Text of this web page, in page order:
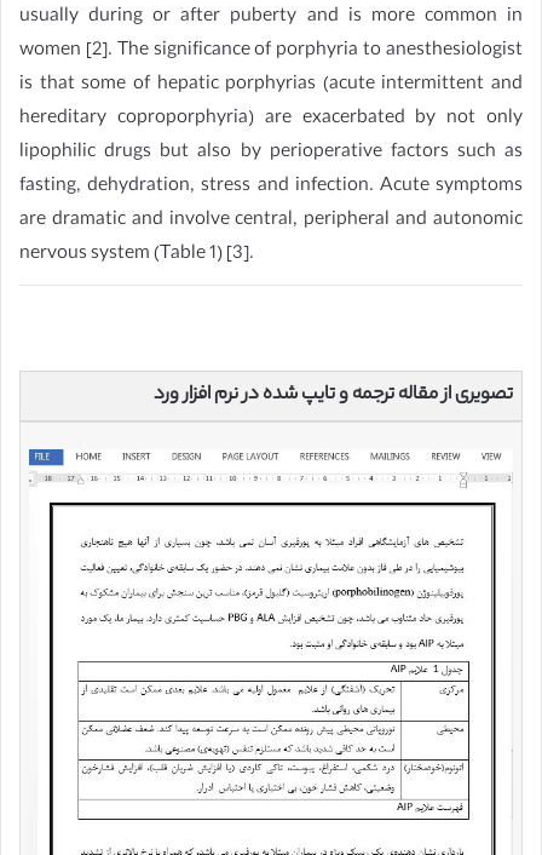
usually during or after puberty and is more common in
women [2]. The significance of porphyria to anesthesiologist
is that some of hepatic porphyrias (acute intermittent and
hereditary coproporphyria) are exacerbated by not only
lipophilic drugs but also by perioperative factors such as
fasting, dehydration, stress and infection. Acute symptoms
are dramatic and involve central, peripheral and autonomic
nervous system (Table 1) [3].
تصویری از مقاله ترجمه و تایپ شده در نرم افزار ورد